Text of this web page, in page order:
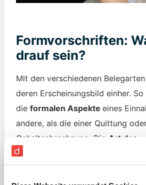
Formvorschriften:
drauf sein?
Mit den verschiedenen
deren Erscheinungsbild einher. So
die formalen Aspekte eines
andere, als die einer Quittung
Gehaltsabrechnung. Die Art des
Geschäftsfalls
hat also auch
auf die Formvorschriften von
es bestimmte Formalien, die jeder